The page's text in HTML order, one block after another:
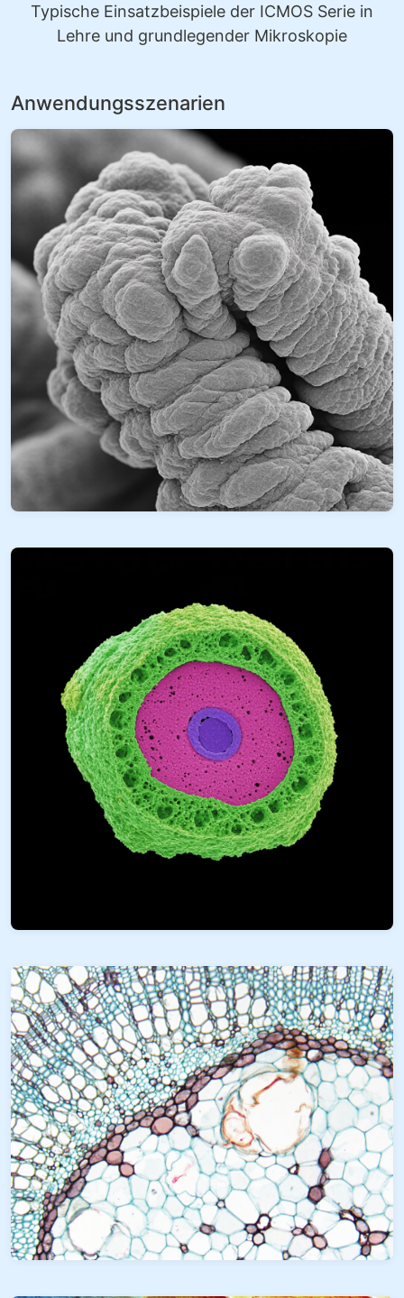
Typische Einsatzbeispiele der ICMOS Serie in
Lehre und grundlegender Mikroskopie
Anwendungsszenarien